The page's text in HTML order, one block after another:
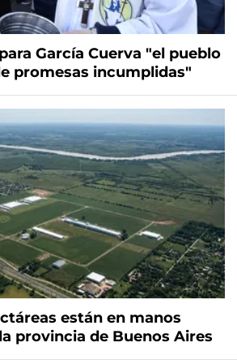
García Cuerva "el pueblo
promesas incumplidas"
están en manos
provincia de Buenos Aires